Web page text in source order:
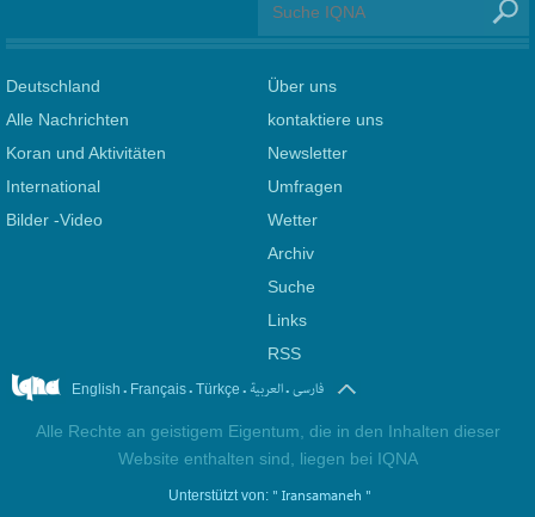
Deutschland
Alle Nachrichten
Koran und Aktivitäten
International
Bilder -Video
Über uns
kontaktiere uns
Newsletter
Umfragen
Wetter
Archiv
Suche
Links
RSS
English . Français. Türkçe . العربیة.فارسی
Alle Rechte an geistigem Eigentum, die in den Inhalten dieser
Website enthalten sind, liegen bei IQNA
Unterstützt von: " Iransamaneh "